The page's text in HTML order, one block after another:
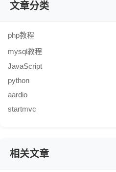
文章分类
php教程
mysql教程
JavaScript
python
aardio
startmvc
相关文章